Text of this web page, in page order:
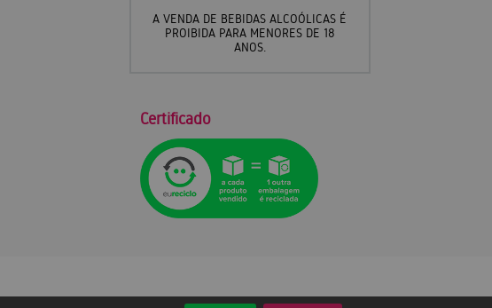
A VENDA DE BEBIDAS ALCOÓLICAS É
PROIBIDA PARA MENORES DE 18
ANOS.
Certificado